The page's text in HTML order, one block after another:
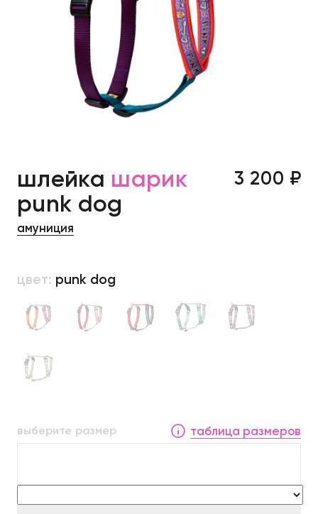
шлейка шарик
punk dog
амуниция
3 200 ₽
цвет: punk dog
выберите размер таблица размеров